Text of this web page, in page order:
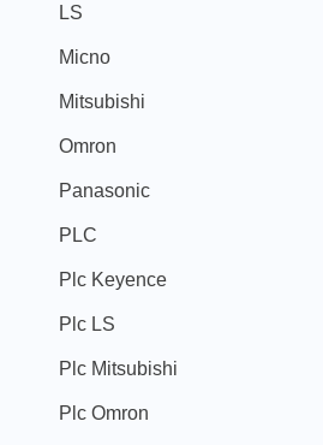
LS
Micno
Mitsubishi
Omron
Panasonic
PLC
Plc Keyence
Plc LS
Plc Mitsubishi
Plc Omron